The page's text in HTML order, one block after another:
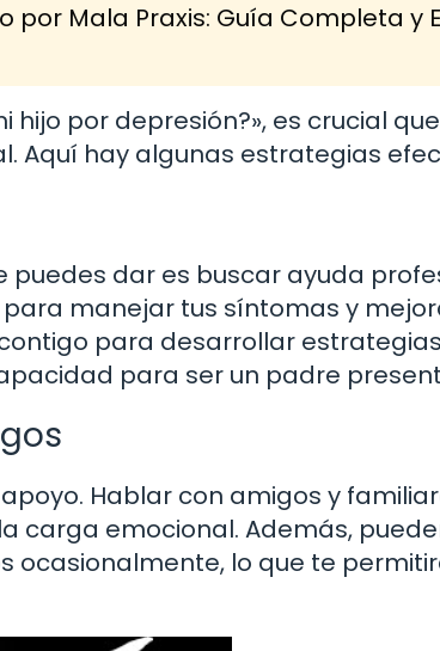
Mala Praxis: Guía Completa y
hijo por depresión?», es crucial
Aquí hay algunas estrategias
dar es buscar ayuda
manejar tus síntomas y
para desarrollar
para ser un padre
Hablar con amigos y
carga emocional. Además,
ocasionalmente, lo que te